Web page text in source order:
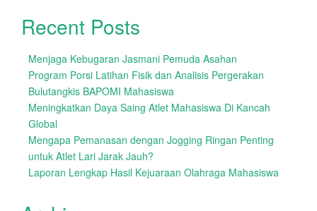
Recent Posts
Menjaga Kebugaran Jasmani Pemuda Asahan
Program Porsi Latihan Fisik dan Analisis Pergerakan
Bulutangkis BAPOMI Mahasiswa
Meningkatkan Daya Saing Atlet Mahasiswa Di Kancah
Global
Mengapa Pemanasan dengan Jogging Ringan Penting
untuk Atlet Lari Jarak Jauh?
Laporan Lengkap Hasil Kejuaraan Olahraga Mahasiswa